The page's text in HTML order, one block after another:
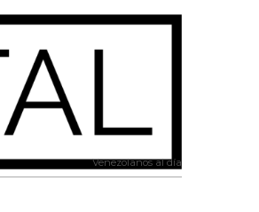
Venezolanos al día